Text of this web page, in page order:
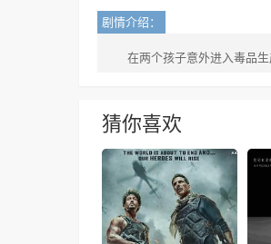
剧情介绍：
在两个孩子意外进入毒品
猜你喜欢